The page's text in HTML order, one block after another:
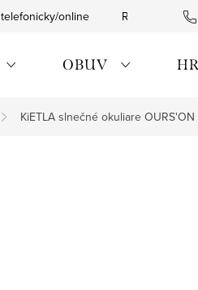
online Rýchla
OBUV
KiETLA slnečné okuliare